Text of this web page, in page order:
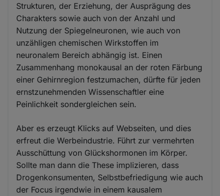
Strukturen, der Erziehung, der Ausprägung des
Charakters sowie auch von der Anzahl und
Nutzung der Spiegelneuronen, wie auch von
unzähligen chemischen Wirkstoffen im
neuronalem Bereich abhängig ist. Einen
Zusammenhang monokausal an der roten Färbung
einer Gehirnregion festzumachen, dürfte für jeden
ernstzunehmenden Wissenschaftler eine
Peinlichkeit sondergleichen sein.
Aber es erzeugt Klicks auf Webseiten, und dies
erfreut die Werbeindustrie. Führt zur vermehrten
Ausschüttung von Glückshormonen im Körper.
Sollte man dann die These implizieren, dass
Drogenkonsumenten, Selbstbefriedigung wie auch
der Focus irgendwie in einem kausalem